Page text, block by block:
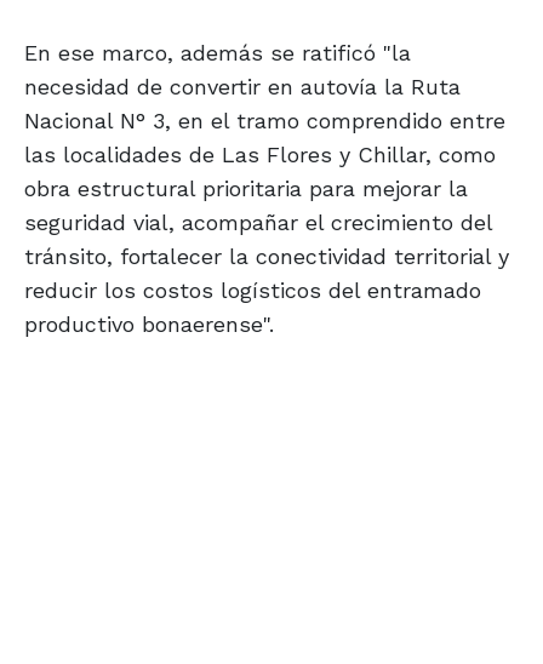
En ese marco, además se ratificó "la
necesidad de convertir en autovía la Ruta
Nacional N° 3, en el tramo comprendido entre
las localidades de Las Flores y Chillar, como
obra estructural prioritaria para mejorar la
seguridad vial, acompañar el crecimiento del
tránsito, fortalecer la conectividad territorial y
reducir los costos logísticos del entramado
productivo bonaerense".